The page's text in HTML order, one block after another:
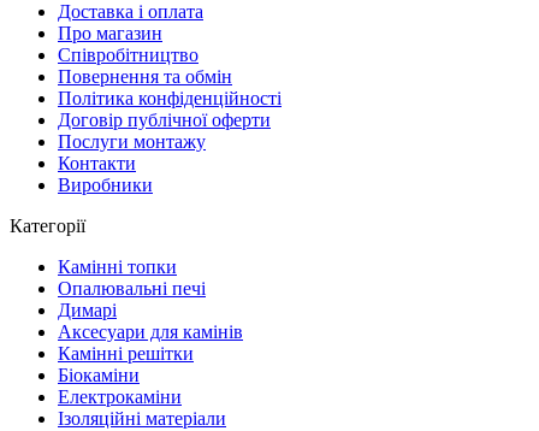
Доставка і оплата
Про магазин
Співробітництво
Повернення та обмін
Політика конфіденційності
Договір публічної оферти
Послуги монтажу
Контакти
Виробники
Категорії
Камінні топки
Опалювальні печі
Димарі
Аксесуари для камінів
Камінні решітки
Біокаміни
Електрокаміни
Ізоляційні матеріали